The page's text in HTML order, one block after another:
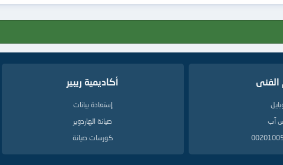
الفنى
آب
أكاديمية ريبير
إستعادة بيانات
صيانة الهاردوير
كورسات صيانة